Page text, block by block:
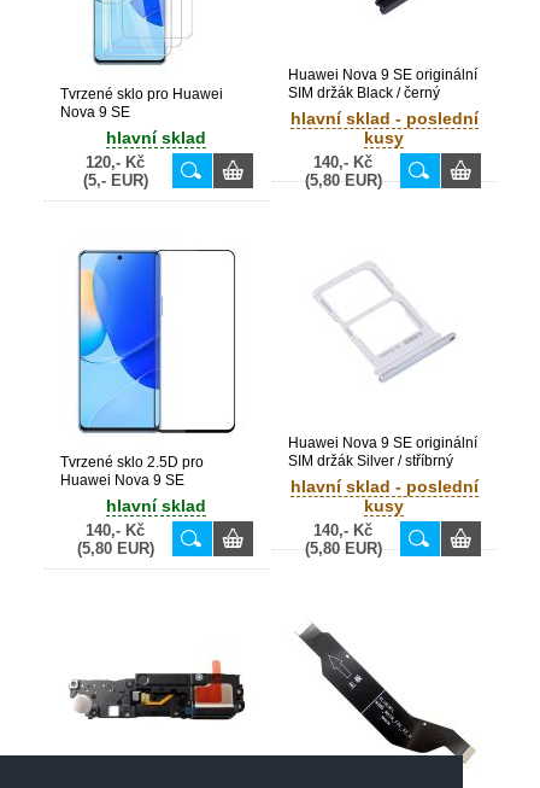
Tvrzené sklo pro Huawei
Nova 9 SE
hlavní sklad
120,- Kč
(5,- EUR)
Huawei Nova 9 SE originální
SIM držák Black / černý
(Bulk)
hlavní sklad - poslední
kusy
140,- Kč
(5,80 EUR)
Tvrzené sklo 2.5D pro
Huawei Nova 9 SE
hlavní sklad
140,- Kč
(5,80 EUR)
Huawei Nova 9 SE originální
SIM držák Silver / stříbrný
(Bulk)
hlavní sklad - poslední
kusy
140,- Kč
(5,80 EUR)